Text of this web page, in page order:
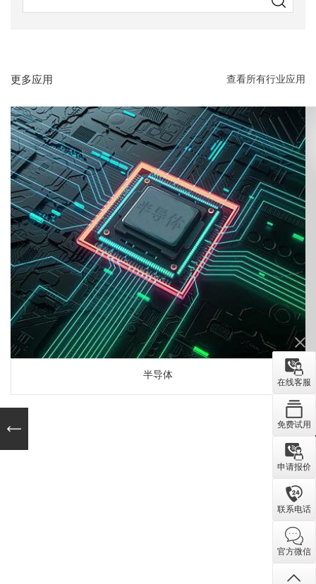
更多应用 查看所有行业应用
半导体
在线客服
免费试用
申请报价
联系电话
官方微信